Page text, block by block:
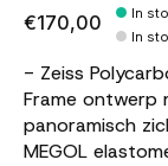
€170,00
In
In
- Zeiss
Frame ontwerp
panoramisch
MEGOL